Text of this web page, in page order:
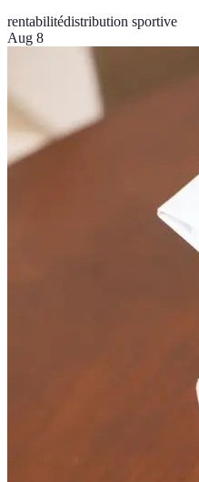
rentabilitédistribution sportive
Aug 8